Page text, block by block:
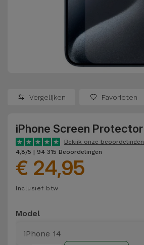
Oppo
OnePlus
Google
Dyson
TCL
Andere
Refurbished
Refurbished
Refurbished
Consoles
Bekijk
alles
Schermbeschermers
Hoofdtelefoons
en
Luidsprekers
Smartwatches
Telefoonketens
Vergelijken Favorieten
iPhone Screen Protector
Bekijk onze beoordelingen
4,8/5 | 94 315 Beoordelingen
€ 24,95
Inclusief btw
Model